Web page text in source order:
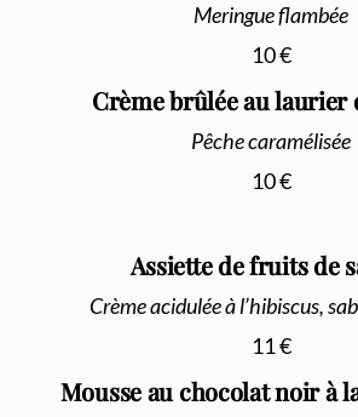
Meringue flambée
10 €
Crème brûlée au laurier
Pêche caramélisée
10 €
Assiette de fruits de
Crème acidulée à l’hibiscus,
11 €
Mousse au chocolat noir à